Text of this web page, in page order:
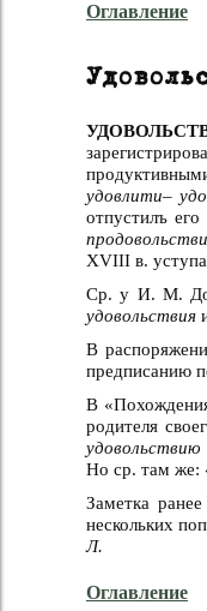
Оглавление
удовлити–
отпустилъ
XVIII в.
Ср. у И. М.
удовольствия
В
предписанию
В
родителя
удовольствию
Но ср. там же:
Заметка
нескольких
Л.
Оглавление